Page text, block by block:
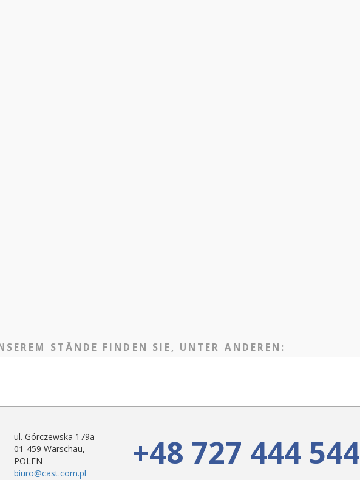
STÄNDE FINDEN SIE, UNTER ANDEREN:
ul. Górczewska 179a
01-459 Warschau,
POLEN
biuro@cast.com.pl
+48 727 444 544